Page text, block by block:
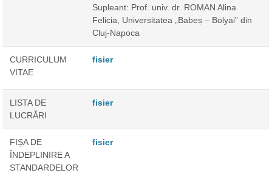
Supleant: Prof. univ. dr. ROMAN Alina
Felicia, Universitatea „Babeș – Bolyai” din
Cluj-Napoca
CURRICULUM
VITAE
fisier
LISTA DE
LUCRĂRI
fisier
FIȘA DE
ÎNDEPLINIRE A
STANDARDELOR
fisier